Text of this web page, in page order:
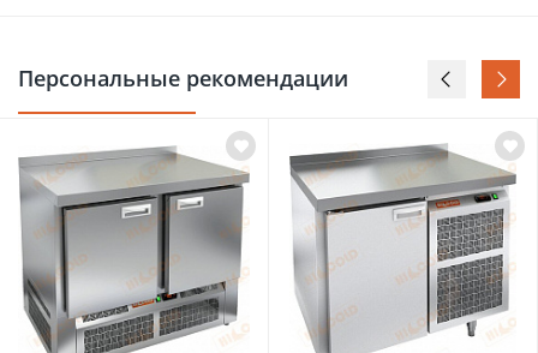
Персональные рекомендации